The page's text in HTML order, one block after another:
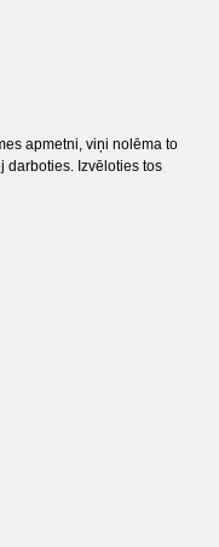
apmetni, viņi nolēma to
darboties. Izvēloties tos